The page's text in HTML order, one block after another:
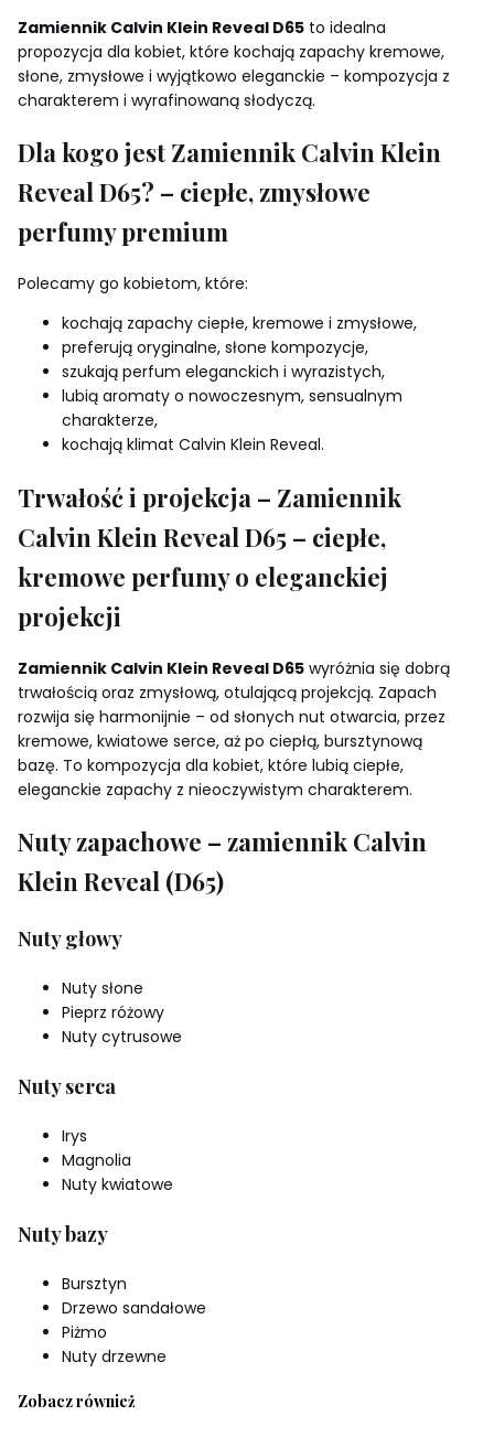
Zamiennik Calvin Klein Reveal D65 to idealna
propozycja dla kobiet, które kochają zapachy kremowe,
słone, zmysłowe i wyjątkowo eleganckie – kompozycja z
charakterem i wyrafinowaną słodyczą.
Dla kogo jest Zamiennik Calvin Klein
Reveal D65? – ciepłe, zmysłowe
perfumy premium
Polecamy go kobietom, które:
kochają zapachy ciepłe, kremowe i zmysłowe,
preferują oryginalne, słone kompozycje,
szukają perfum eleganckich i wyrazistych,
lubią aromaty o nowoczesnym, sensualnym
charakterze,
kochają klimat Calvin Klein Reveal.
Trwałość i projekcja – Zamiennik
Calvin Klein Reveal D65 – ciepłe,
kremowe perfumy o eleganckiej
projekcji
Zamiennik Calvin Klein Reveal D65 wyróżnia się dobrą
trwałością oraz zmysłową, otulającą projekcją. Zapach
rozwija się harmonijnie – od słonych nut otwarcia, przez
kremowe, kwiatowe serce, aż po ciepłą, bursztynową
bazę. To kompozycja dla kobiet, które lubią ciepłe,
eleganckie zapachy z nieoczywistym charakterem.
Nuty zapachowe – zamiennik Calvin
Klein Reveal (D65)
Nuty głowy
Nuty słone
Pieprz różowy
Nuty cytrusowe
Nuty serca
Irys
Magnolia
Nuty kwiatowe
Nuty bazy
Bursztyn
Drzewo sandałowe
Piżmo
Nuty drzewne
Zobacz również